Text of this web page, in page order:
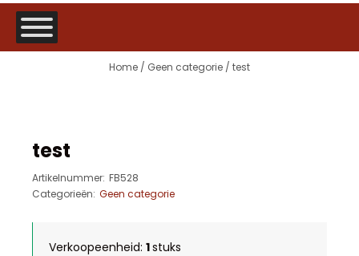
Home / Geen categorie / test
test
Artikelnummer: FB528
Categorieën: Geen categorie
Verkoopeenheid: 1stuks